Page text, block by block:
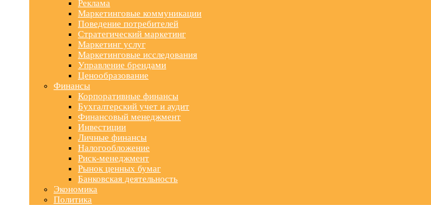
Реклама
Маркетинговые коммуникации
Поведение потребителей
Стратегический маркетинг
Маркетинг услуг
Маркетинговые исследования
Управление брендами
Ценообразование
Финансы
Корпоративные финансы
Бухгалтерский учет и аудит
Финансовый менеджмент
Инвестиции
Личные финансы
Налогообложение
Риск-менеджмент
Рынок ценных бумаг
Банковская деятельность
Экономика
Политика